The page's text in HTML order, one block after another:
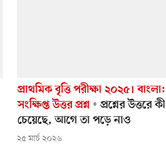
প্রাথমিক বৃত্তি পরীক্ষা ২০২৫। বাংলা:
সংক্ষিপ্ত উত্তর প্রশ্ন
প্রশ্নের উত্তরে কী
চেয়েছে, আগে তা পড়ে নাও
২৫ মার্চ ২০২৬